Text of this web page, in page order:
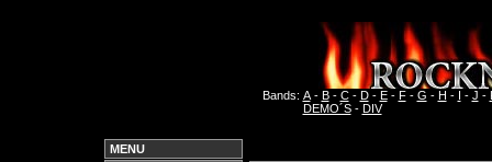
Bands: A- B- C- D- E- F- G - H - I - J -
DEMO´S- DIV
MENU